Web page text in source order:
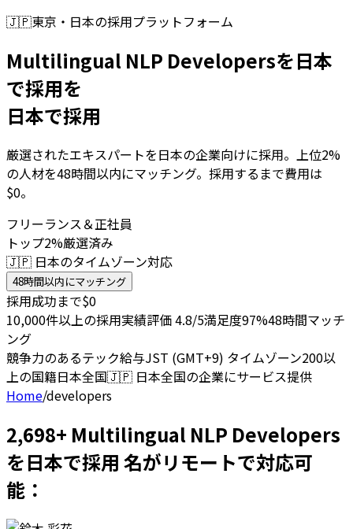
🇯🇵東京・日本の採用プラットフォーム
Multilingual NLP Developersを日本
で採用を
日本で採用
厳選されたエキスパートを日本の企業向けに採用。上位2%
の人材を48時間以内にマッチング。採用するまで費用は
$0。
フリーランス＆正社員
トップ2%厳選済み
🇯🇵 日本のタイムゾーン対応
48時間以内にマッチング
採用成功まで$0
10,000件以上の採用実績評価 4.8/5満足度97%48時間マッチ
ング
競争力のあるテック給与JST (GMT+9) タイムゾーン200以
上の国籍日本全国🇯🇵 日本全国の企業にサービス提供
Home/developers
2,698+ Multilingual NLP Developers
を日本で採用 名がリモートで対応可
能：